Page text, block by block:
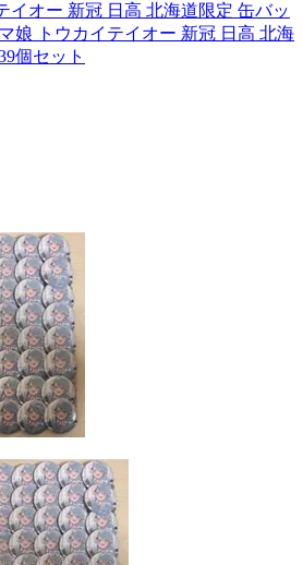
イオー 新冠 日高 北海道限定 缶バッ
娘 トウカイテイオー 新冠 日高 北海
個セット